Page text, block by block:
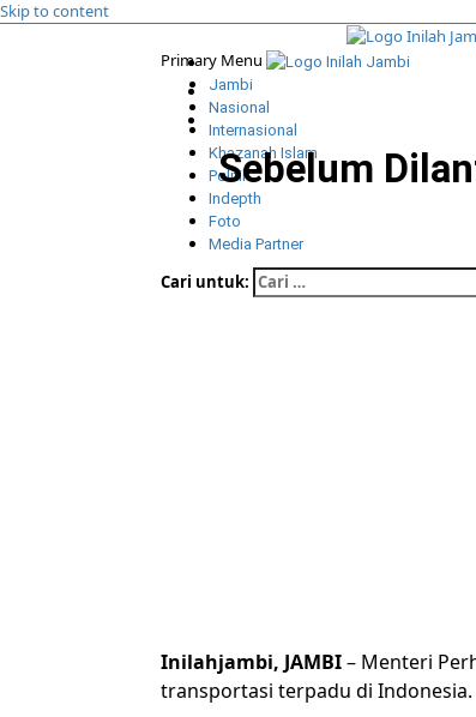
Skip to content
Primary Menu
Jambi
Nasional
Internasional
Khazanah Islam
Politik
Indepth
Foto
Media Partner
Cari untuk:
Sebelum
Inilahjambi, JAMBI– Menteri
transportasi terpadu di Indonesia.